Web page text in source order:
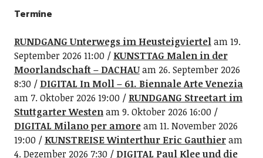
Termine
RUNDGANG Unterwegs im Heusteigviertelam 19.
September 2026 11:00
KUNSTTAG Malen in der
Moorlandschaft – DACHAUam 26. September 2026
8:30
DIGITAL In Moll – 61. Biennale Arte Venezia
am 7. Oktober 2026 19:00
RUNDGANG Streetart im
Stuttgarter Westenam 9. Oktober 2026 16:00
DIGITAL Milano per amoream 11. November 2026
19:00
KUNSTREISE Winterthur Eric Gauthieram
4. Dezember 2026 7:30
DIGITAL Paul Klee und die